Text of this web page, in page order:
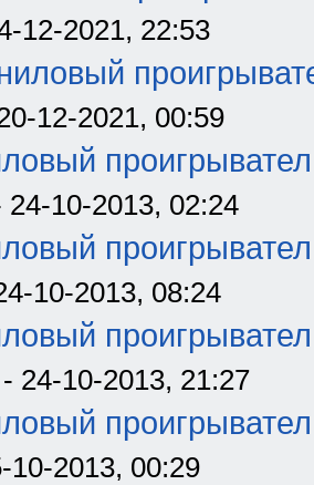
12-2021, 22:53
12-2021, 00:59
24-10-2013, 02:24
10-2013, 08:24
- 24-10-2013, 21:27
10-2013, 00:29